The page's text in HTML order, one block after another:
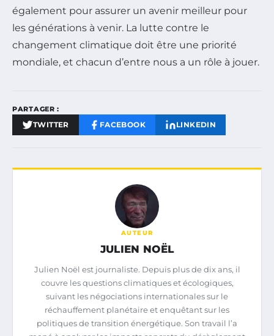
également pour assurer un avenir meilleur pour
les générations à venir. La lutte contre le
changement climatique doit être une priorité
mondiale, et chacun d’entre nous a un rôle à jouer.
PARTAGER :
TWITTER FACEBOOK LINKEDIN
AUTEUR
JULIEN NOËL
Julien Noël est journaliste. Depuis plus de dix ans, il
couvre les questions climatiques et écologiques,
suivant les négociations internationales sur le
réchauffement planétaire et enquêtant sur les
politiques de transition énergétique. Son travail l’a